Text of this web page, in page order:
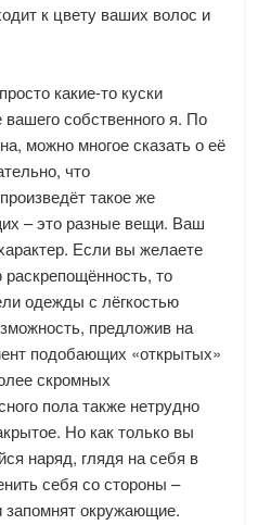
к цвету ваших волос и
какие-то куски
собственного я. По
можно многое сказать о её
что
такое же
– это разные вещи. Ваш
Если вы желаете
то
одежды с лёгкостью
предложив на
подобающих «открытых»
скромных
пола также нетрудно
Но как только вы
наряд, глядя на себя в
себя со стороны –
запомнят окружающие.